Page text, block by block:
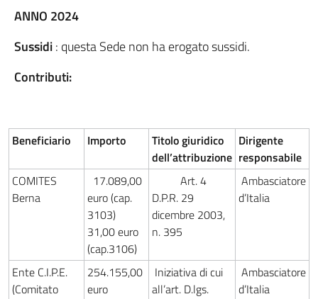
ANNO 2024
Sussidi: questa Sede non ha erogato sussidi.
Contributi:
Beneficiario Importo
Titolo giuridico
dell’attribuzione
Dirigente
responsabile
COMITES
Berna
17.089,00
euro (cap.
3103)
31,00 euro
(cap.3106)
Art. 4
D.P.R. 29
dicembre 2003,
n. 395
Ambasciatore
d’Italia
Ente C.I.P.E.
(Comitato
254.155,00
euro
Iniziativa di cui
all’art. D.lgs.
Ambasciatore
d’Italia